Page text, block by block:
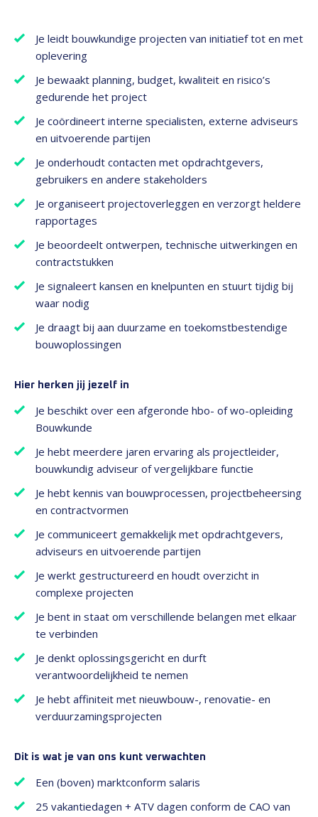
Je leidt bouwkundige projecten van initiatief tot en met
oplevering
Je bewaakt planning, budget, kwaliteit en risico’s
gedurende het project
Je coördineert interne specialisten, externe adviseurs
en uitvoerende partijen
Je onderhoudt contacten met opdrachtgevers,
gebruikers en andere stakeholders
Je organiseert projectoverleggen en verzorgt heldere
rapportages
Je beoordeelt ontwerpen, technische uitwerkingen en
contractstukken
Je signaleert kansen en knelpunten en stuurt tijdig bij
waar nodig
Je draagt bij aan duurzame en toekomstbestendige
bouwoplossingen
Hier herken jij jezelf in
Je beschikt over een afgeronde hbo- of wo-opleiding
Bouwkunde
Je hebt meerdere jaren ervaring als projectleider,
bouwkundig adviseur of vergelijkbare functie
Je hebt kennis van bouwprocessen, projectbeheersing
en contractvormen
Je communiceert gemakkelijk met opdrachtgevers,
adviseurs en uitvoerende partijen
Je werkt gestructureerd en houdt overzicht in
complexe projecten
Je bent in staat om verschillende belangen met elkaar
te verbinden
Je denkt oplossingsgericht en durft
verantwoordelijkheid te nemen
Je hebt affiniteit met nieuwbouw-, renovatie- en
verduurzamingsprojecten
Dit is wat je van ons kunt verwachten
Een (boven) marktconform salaris
25 vakantiedagen + ATV dagen conform de CAO van